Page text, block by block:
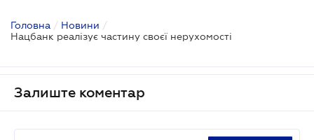
Головна / Новини /
Нацбанк реалізує частину своєї нерухомості
Залиште коментар